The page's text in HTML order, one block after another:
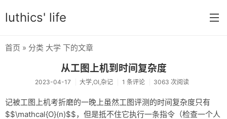
luthics' life
分类
学习
首页 » 分类 大学 下的文章
从工图上机到时间复杂度
2023-04-17 大学,OI,杂记 1 条评论 3063 次阅读
记被工图上机考折磨的一晚上虽然工图评测的时间复杂度只有
$$\mathcal{O}(n)$$，但是抵不住它执行一条指令（检查一个人